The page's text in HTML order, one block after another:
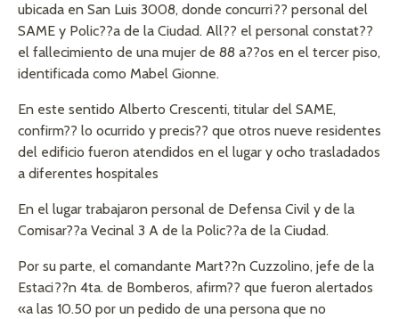
ubicada en San Luis 3008, donde concurri?? personal del
SAME y Polic??a de la Ciudad. All?? el personal constat??
el fallecimiento de una mujer de 88 a??os en el tercer piso,
identificada como Mabel Gionne.
En este sentido Alberto Crescenti, titular del SAME,
confirm?? lo ocurrido y precis?? que otros nueve residentes
del edificio fueron atendidos en el lugar y ocho trasladados
a diferentes hospitales
En el lugar trabajaron personal de Defensa Civil y de la
Comisar??a Vecinal 3 A de la Polic??a de la Ciudad.
Por su parte, el comandante Mart??n Cuzzolino, jefe de la
Estaci??n 4ta. de Bomberos, afirm?? que fueron alertados
«a las 10.50 por un pedido de una persona que no